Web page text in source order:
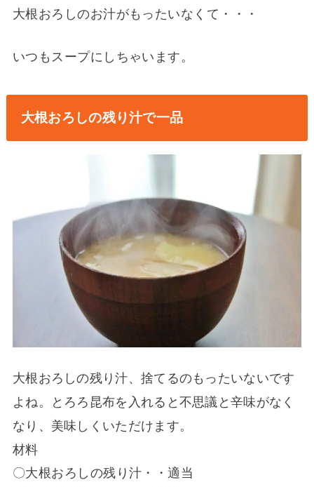
大根おろしのお汁がもったいなくて・・・
いつもスープにしちゃいます。
大根おろしの残り汁で一品
大根おろしの残り汁、捨てるのもったいないです
よね。とろろ昆布を入れると不思議と辛味がなく
なり、美味しくいただけます。
材料
〇大根おろしの残り汁・・適当